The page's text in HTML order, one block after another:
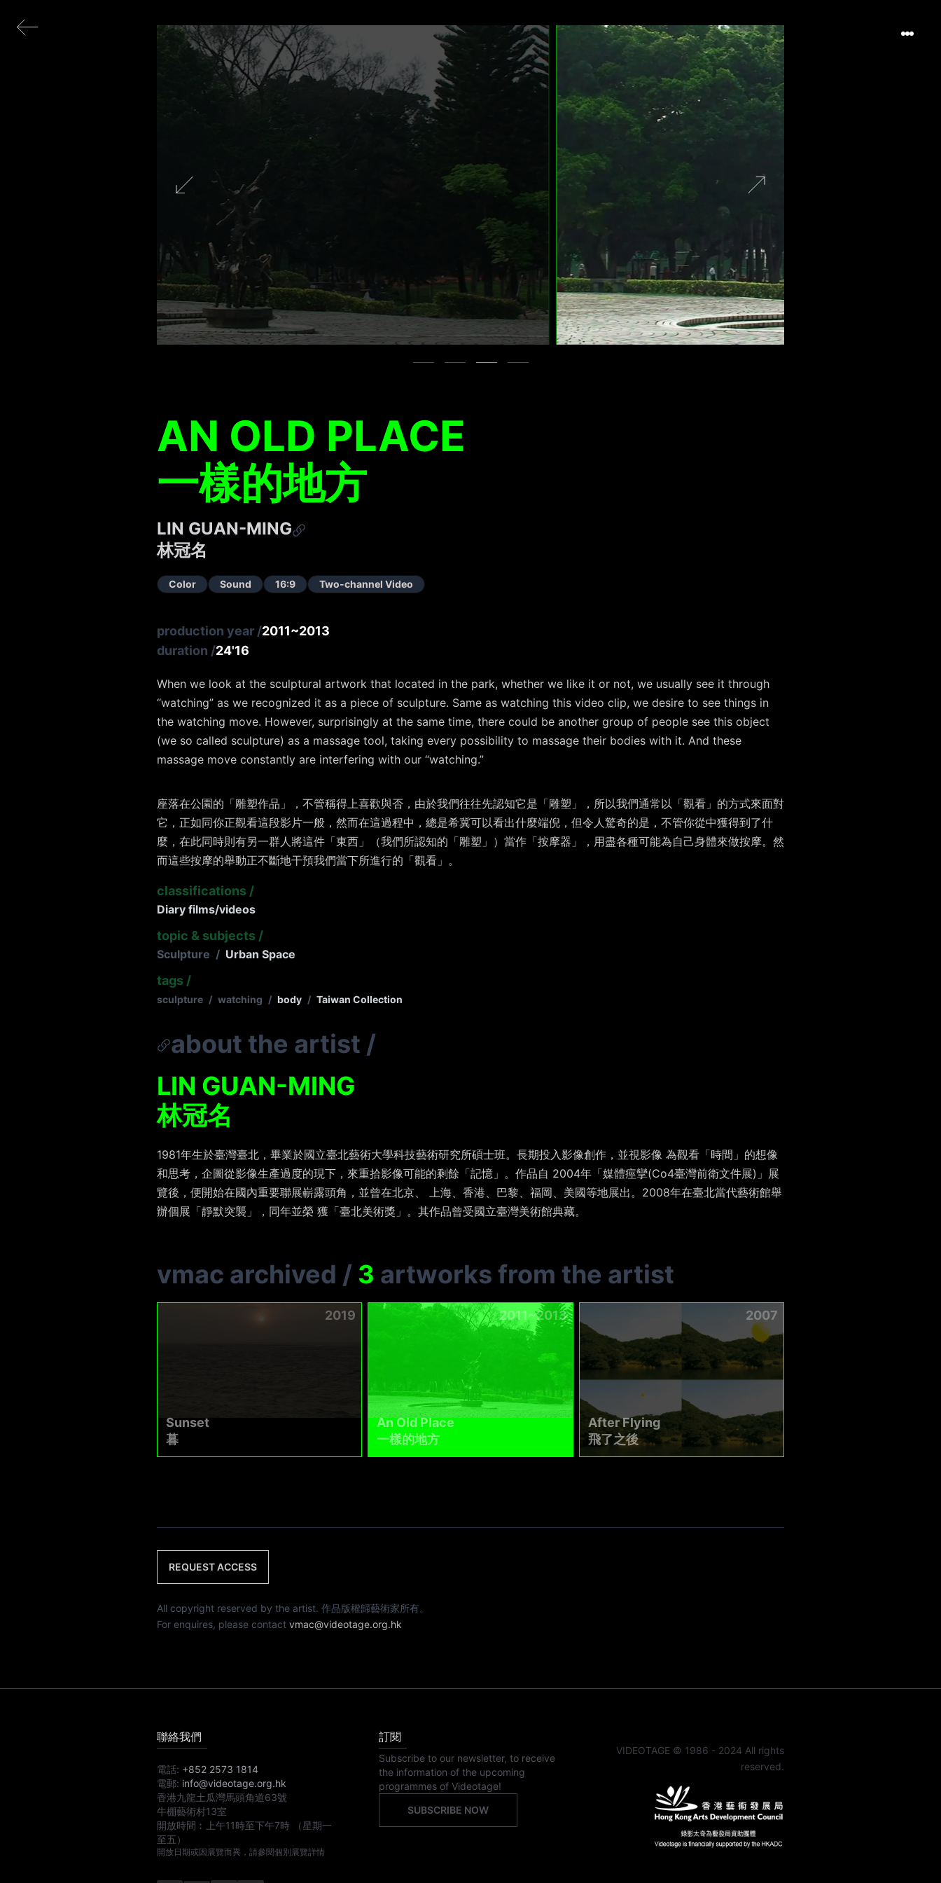
AN OLD PLACE
一樣的地方
LIN GUAN-MING
林冠名
Color Sound 16:9 Two-channel Video
production year /2011~2013
duration /24'16
When we look at the sculptural artwork that located in the park, whether we like it or not, we usually see it through
“watching” as we recognized it as a piece of sculpture. Same as watching this video clip, we desire to see things in
the watching move. However, surprisingly at the same time, there could be another group of people see this object
(we so called sculpture) as a massage tool, taking every possibility to massage their bodies with it. And these
massage move constantly are interfering with our “watching.”
座落在公園的「雕塑作品」，不管稱得上喜歡與否，由於我們往往先認知它是「雕塑」，所以我們通常以「觀看」的方式來面對
它，正如同你正觀看這段影片一般，然而在這過程中，總是希冀可以看出什麼端倪，但令人驚奇的是，不管你從中獲得到了什
麼，在此同時則有另一群人將這件「東西」（我們所認知的「雕塑」）當作「按摩器」，用盡各種可能為自己身體來做按摩。然
而這些按摩的舉動正不斷地干預我們當下所進行的「觀看」。
classifications /
Diary films/videos
topic & subjects /
Sculpture / Urban Space
tags /
sculpture / watching / body / Taiwan Collection
about the artist /
LIN GUAN-MING
林冠名
1981年生於臺灣臺北，畢業於國立臺北藝術大學科技藝術研究所碩士班。長期投入影像創作，並視影像 為觀看「時間」的想像
和思考，企圖從影像生產過度的現下，來重拾影像可能的剩餘「記憶」。作品自 2004年「媒體痙攣(Co4臺灣前衛文件展)」展
覽後，便開始在國內重要聯展嶄露頭角，並曾在北京、 上海、香港、巴黎、福岡、美國等地展出。2008年在臺北當代藝術館舉
辦個展「靜默突襲」，同年並榮 獲「臺北美術獎」。其作品曾受國立臺灣美術館典藏。
vmac archived / 3 artworks from the artist
2019
Sunset
暮
2011~2013
An Old Place
一樣的地方
2007
After Flying
飛了之後
REQUEST ACCESS
All copyright reserved by the artist. 作品版權歸藝術家所有。
For enquires, please contact vmac@videotage.org.hk
聯絡我們
電話: +852 2573 1814
電郵: info@videotage.org.hk
香港九龍土瓜灣馬頭角道63號
牛棚藝術村13室
開放時間︰
上午11時至下午7時
（星期一
至五）
開放日期或因展覽而異，請參閱個別展覽詳情
訂閱
Subscribe to our newsletter, to receive
the information of the upcoming
programmes of Videotage!
SUBSCRIBE NOW
VIDEOTAGE © 1986 - 2024 All rights
reserved.